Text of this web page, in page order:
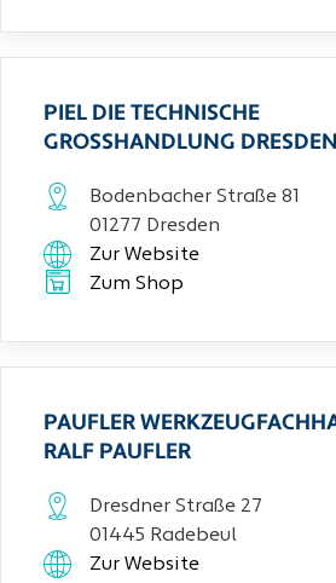
PIEL DIE TECHNISCHE
GROSSHANDLUNG
Bodenbacher Straße 81
01277 Dresden
Zur Website
Zum Shop
PAUFLER
RALF PAUFLER
Dresdner Straße 27
01445 Radebeul
Zur Website